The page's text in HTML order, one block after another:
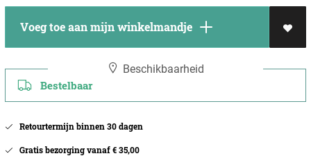
Voeg toe aan mijn winkelmandje
Beschikbaarheid
Bestelbaar
Retourtermijn binnen 30 dagen
Gratis bezorging vanaf € 35,00